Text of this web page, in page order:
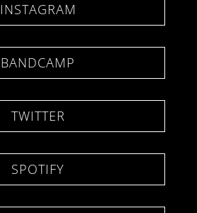
INSTAGRAM
BANDCAMP
TWITTER
SPOTIFY